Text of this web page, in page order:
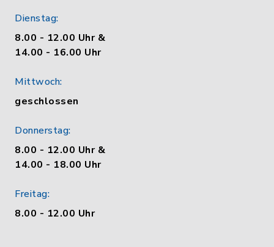
Dienstag:
8.00 - 12.00 Uhr &
14.00 - 16.00 Uhr
Mittwoch:
geschlossen
Donnerstag:
8.00 - 12.00 Uhr &
14.00 - 18.00 Uhr
Freitag:
8.00 - 12.00 Uhr